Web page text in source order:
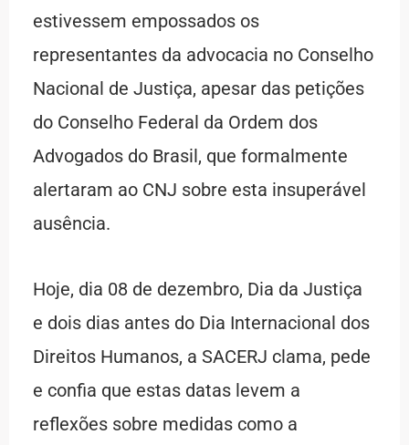
estivessem empossados os
representantes da advocacia no Conselho
Nacional de Justiça, apesar das petições
do Conselho Federal da Ordem dos
Advogados do Brasil, que formalmente
alertaram ao CNJ sobre esta insuperável
ausência.
Hoje, dia 08 de dezembro, Dia da Justiça
e dois dias antes do Dia Internacional dos
Direitos Humanos, a SACERJ clama, pede
e confia que estas datas levem a
reflexões sobre medidas como a